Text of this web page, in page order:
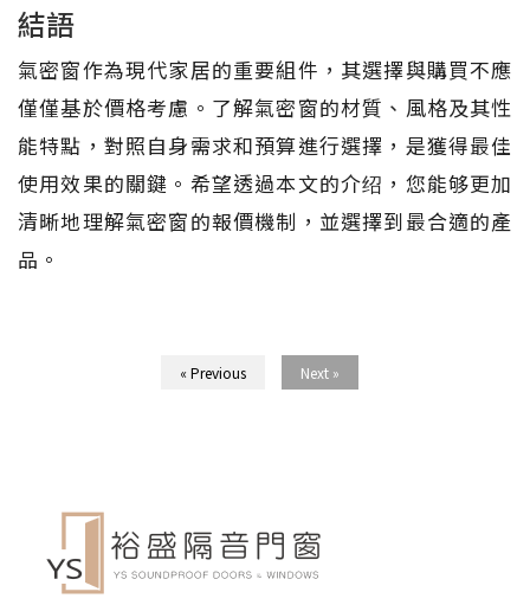
結語
氣密窗作為現代家居的重要組件，其選擇與購買不應
僅僅基於價格考慮。了解氣密窗的材質、風格及其性
能特點，對照自身需求和預算進行選擇，是獲得最佳
使用效果的關鍵。希望透過本文的介绍，您能够更加
清晰地理解氣密窗的報價機制，並選擇到最合適的產
品。
« Previous Next »